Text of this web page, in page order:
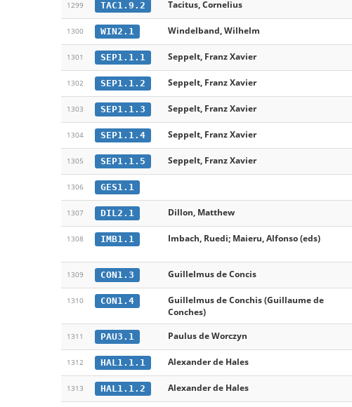
1299 TAC1.9.2 Tacitus, Cornelius
1300 WIN2.1 Windelband, Wilhelm
1301 SEP1.1.1 Seppelt, Franz Xavier
1302 SEP1.1.2 Seppelt, Franz Xavier
1303 SEP1.1.3 Seppelt, Franz Xavier
1304 SEP1.1.4 Seppelt, Franz Xavier
1305 SEP1.1.5 Seppelt, Franz Xavier
1306 GES1.1
1307 DIL2.1 Dillon, Matthew
1308 IMB1.1 Imbach, Ruedi; Maieru, Alfonso (eds)
1309 CON1.3 Guillelmus de Concis
1310 CON1.4
Guillelmus de Conchis (Guillaume de
Conches)
1311 PAU3.1 Paulus de Worczyn
1312 HAL1.1.1 Alexander de Hales
1313 HAL1.1.2 Alexander de Hales